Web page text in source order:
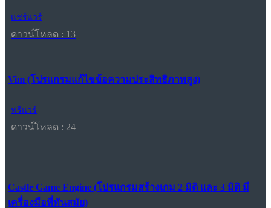
แชร์แวร์
ดาวน์โหลด : 13
Vim (โปรแกรมแก้ไขข้อความประสิทธิภาพสูง)
ฟรีแวร์
ดาวน์โหลด : 24
Castle Game Engine (โปรแกรมสร้างเกม 2 มิติ และ 3 มิติ มี
เครื่องมือที่ทันสมัย)